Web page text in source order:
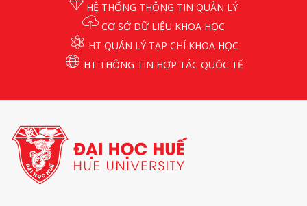
HỆ THỐNG THÔNG TIN QUẢN LÝ
CƠ SỞ DỮ LIỆU KHOA HỌC
HT QUẢN LÝ TẠP CHÍ KHOA HỌC
HT THÔNG TIN HỢP TÁC QUỐC TẾ